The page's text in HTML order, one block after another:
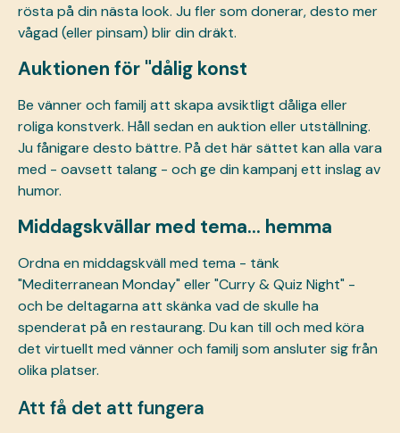
rösta på din nästa look. Ju fler som donerar, desto mer
vågad (eller pinsam) blir din dräkt.
Auktionen för "dålig konst
Be vänner och familj att skapa avsiktligt dåliga eller
roliga konstverk. Håll sedan en auktion eller utställning.
Ju fånigare desto bättre. På det här sättet kan alla vara
med - oavsett talang - och ge din kampanj ett inslag av
humor.
Middagskvällar med tema... hemma
Ordna en middagskväll med tema - tänk
"Mediterranean Monday" eller "Curry & Quiz Night" -
och be deltagarna att skänka vad de skulle ha
spenderat på en restaurang. Du kan till och med köra
det virtuellt med vänner och familj som ansluter sig från
olika platser.
Att få det att fungera